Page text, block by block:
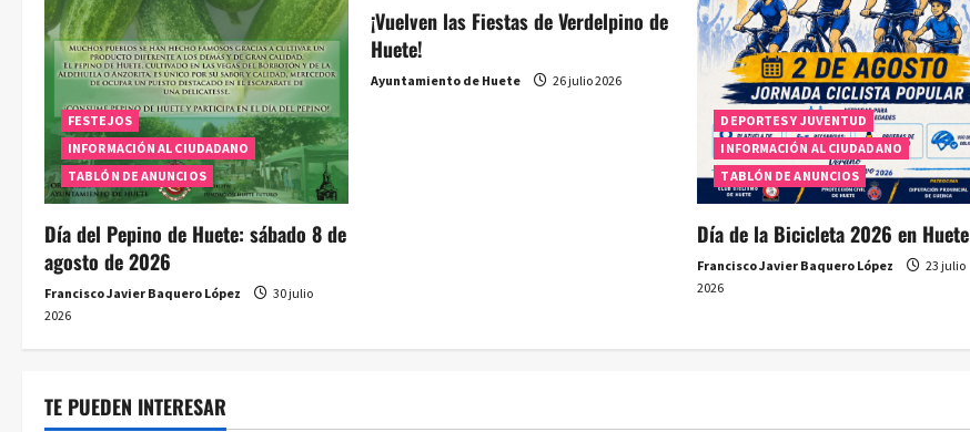
e
n
t
r
a
d
FESTEJOS
INFORMACIÓN AL CIUDADANO
TABLÓN DE ANUNCIOS
Día del Pepino de Huete: sábado 8 de
agosto de 2026
Francisco Javier Baquero López
30 julio
2026
¡Vuelven las Fiestas de Verdelpino de
Huete!
Ayuntamiento de Huete 26 julio 2026
DEPORTES Y JUVENTUD
INFORMACIÓN AL CIUDADANO
TABLÓN DE ANUNCIOS
Día de la Bicicleta 2026 en Huete
Francisco Javier Baquero López
23 julio
2026
TE PUEDEN INTERESAR